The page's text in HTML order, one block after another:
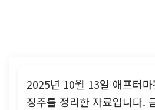
2025년 10월 13일 애프터
징주를 정리한 자료입니다.